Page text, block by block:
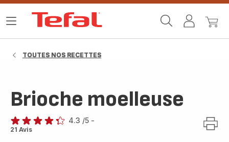
MonMon
Ouvrir
TOUTES NOS RECETTES
Brioche moelleuse
ratings.4.3
4.3 /5 -
21 Avis